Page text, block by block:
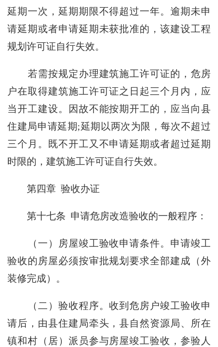
延期一次，延期期限不得超过一年。逾期未申
请延期或者申请延期未获批准的，该建设工程
规划许可证自行失效。
若需按规定办理建筑施工许可证的，危房
户在取得建筑施工许可证之日起三个月内，应
当开工建设。因故不能按期开工的，应当向县
住建局申请延期;延期以两次为限，每次不超过
三个月。既不开工又不申请延期或者超过延期
时限的，建筑施工许可证自行失效。
第四章 验收办证
第十七条 申请危房改造验收的一般程序：
（一）房屋竣工验收申请条件。申请竣工
验收的房屋必须按审批规划要求全部建成（外
装修完成）。
（二） 验收程序。收到危房户竣工验收申
请后，由县住建局牵头，县自然资源局、所在
镇和村（居）派员参与房屋竣工验收，参验人